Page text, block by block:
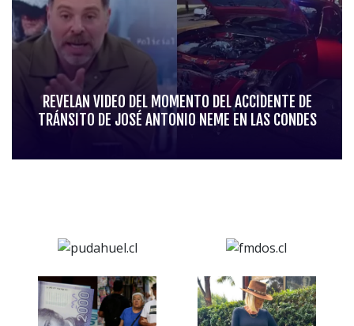
REVELAN VIDEO DEL MOMENTO DEL ACCIDENTE DE
TRÁNSITO DE JOSÉ ANTONIO NEME EN LAS CONDES